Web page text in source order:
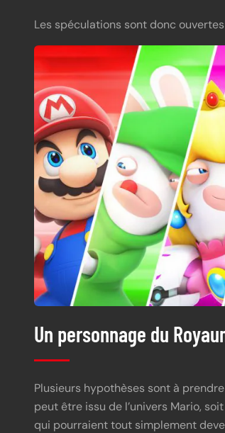
Les spéculations sont donc
Un personnage du
Plusieurs hypothèses sont à
peut être issu de l’univers Mario,
qui pourraient tout simplement